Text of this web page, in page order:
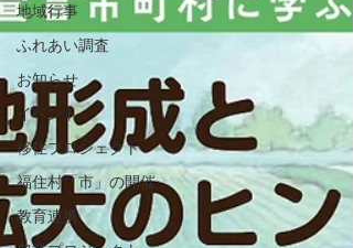
地域行事
ふれあい調査
お知らせ
イベント
移住プロジェクト
福住村「市」の開催
教育連携